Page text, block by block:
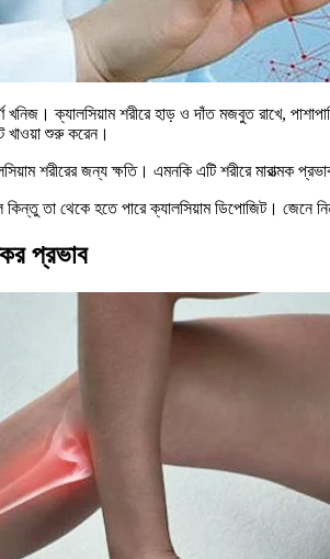
ক্যালসিয়াম শরীরে হাড় ও দাঁত মজবুত রাখে,
খাওয়া শুরু করেন।
শরীরের জন্য ক্ষতি। এমনকি এটি শরীরে মারাত্মক
কিন্তু তা থেকে হতে পারে ক্যালসিয়াম ডিপোজিট। জেনে
প্রভাব